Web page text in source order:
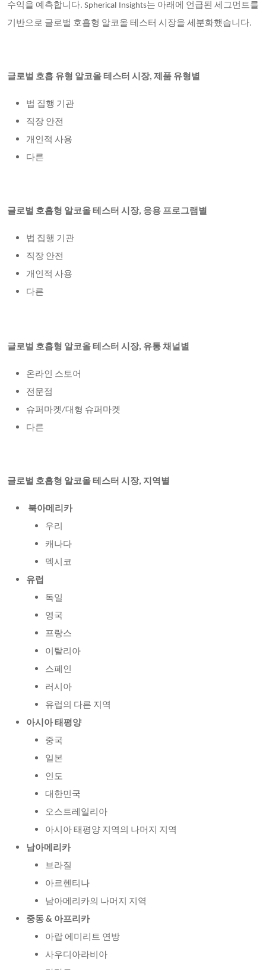
수익을 예측합니다. Spherical Insights는 아래에 언급된 세그먼트를
기반으로 글로벌 호흡형 알코올 테스터 시장을 세분화했습니다.
글로벌 호흡 유형 알코올 테스터 시장, 제품 유형별
법 집행 기관
직장 안전
개인적 사용
다른
글로벌 호흡형 알코올 테스터 시장, 응용 프로그램별
법 집행 기관
직장 안전
개인적 사용
다른
글로벌 호흡형 알코올 테스터 시장, 유통 채널별
온라인 스토어
전문점
슈퍼마켓/대형 슈퍼마켓
다른
글로벌 호흡형 알코올 테스터 시장, 지역별
북아메리카
우리
캐나다
멕시코
유럽
독일
영국
프랑스
이탈리아
스페인
러시아
유럽의 다른 지역
아시아 태평양
중국
일본
인도
대한민국
오스트레일리아
아시아 태평양 지역의 나머지 지역
남아메리카
브라질
아르헨티나
남아메리카의 나머지 지역
중동 & 아프리카
아랍 에미리트 연방
사우디아라비아